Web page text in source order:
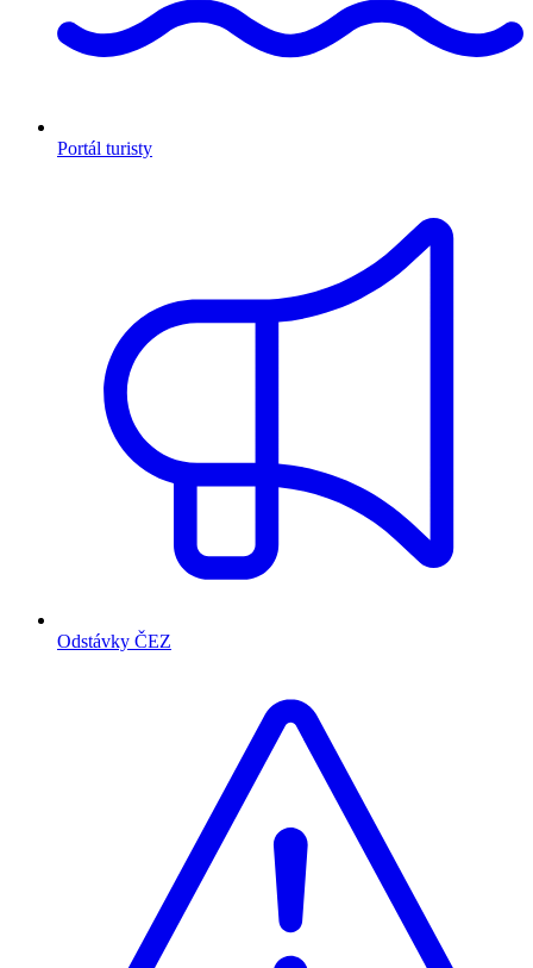
Portál turisty
Odstávky ČEZ